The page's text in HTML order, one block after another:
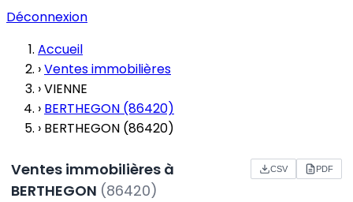
Déconnexion
Accueil
›Ventes immobilières
›VIENNE
› BERTHEGON (86420)
› BERTHEGON (86420)
Ventes immobilières à
BERTHEGON (86420)
CSV PDF